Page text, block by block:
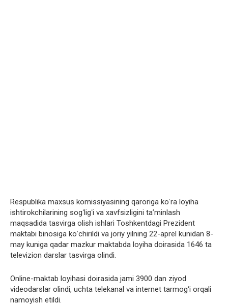
Respublika maxsus komissiyasining qaroriga koʻra loyiha
ishtirokchilarining sogʻligʻi va xavfsizligini taʼminlash
maqsadida tasvirga olish ishlari Toshkentdagi Prezident
maktabi binosiga koʻchirildi va joriy yilning 22-aprel kunidan 8-
may kuniga qadar mazkur maktabda loyiha doirasida 1646 ta
televizion darslar tasvirga olindi.
Online-maktab loyihasi doirasida jami 3900 dan ziyod
videodarslar olindi, uchta telekanal va internet tarmogʻi orqali
namoyish etildi.